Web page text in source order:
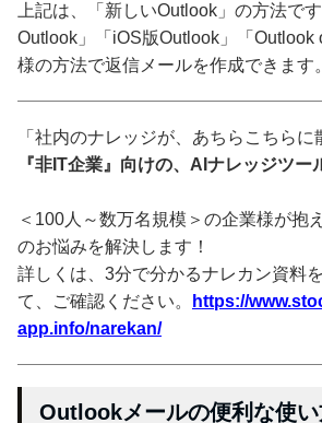
上記は、「新しいOutlook」の方法で
Outlook」「iOS版Outlook」「Outlook
様の方法で返信メールを作成できます。
「社内のナレッジが、あちらこちらに
『非IT企業』向けの、AIナレッジツー
＜100人～数万名規模＞の企業様が抱
のお悩みを解決します！
詳しくは、3分で分かるナレカン資料
て、ご確認ください。
https://
app.info/narekan/
Outlookメールの便利な使